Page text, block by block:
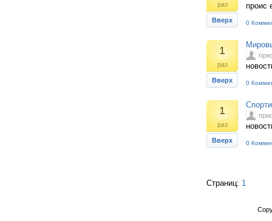
раз
Вверх
проис
0
1
раз
Вверх 0
1
раз
Вверх 0
Страниц: 1